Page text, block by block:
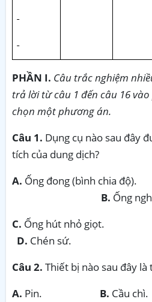
PHẦN I. Câu trắc nghiệm
trả lời từ câu 1 đến câu 16
chọn một phương án.
Câu 1. Dụng cụ nào sau đây
tích của dung dịch?
A. Ống đong (bình chia độ).
B. Ống
C. Ống hút
D. Chén sứ.
Câu 2. Thiết bị nào sau đây
A. Pin. B. Cầu chì.